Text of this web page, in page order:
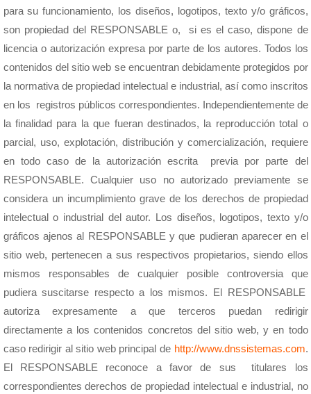
para su funcionamiento, los diseños, logotipos, texto y/o gráficos,
son propiedad del RESPONSABLE o, si es el caso, dispone de
licencia o autorización expresa por parte de los autores. Todos los
contenidos del sitio web se encuentran debidamente protegidos por
la normativa de propiedad intelectual e industrial, así como inscritos
en los registros públicos correspondientes. Independientemente de
la finalidad para la que fueran destinados, la reproducción total o
parcial, uso, explotación, distribución y comercialización, requiere
en todo caso de la autorización escrita previa por parte del
RESPONSABLE. Cualquier uso no autorizado previamente se
considera un incumplimiento grave de los derechos de propiedad
intelectual o industrial del autor. Los diseños, logotipos, texto y/o
gráficos ajenos al RESPONSABLE y que pudieran aparecer en el
sitio web, pertenecen a sus respectivos propietarios, siendo ellos
mismos responsables de cualquier posible controversia que
pudiera suscitarse respecto a los mismos. El RESPONSABLE
autoriza expresamente a que terceros puedan redirigir
directamente a los contenidos concretos del sitio web, y en todo
caso redirigir al sitio web principal de http://www.dnssistemas.com.
El RESPONSABLE reconoce a favor de sus titulares los
correspondientes derechos de propiedad intelectual e industrial, no